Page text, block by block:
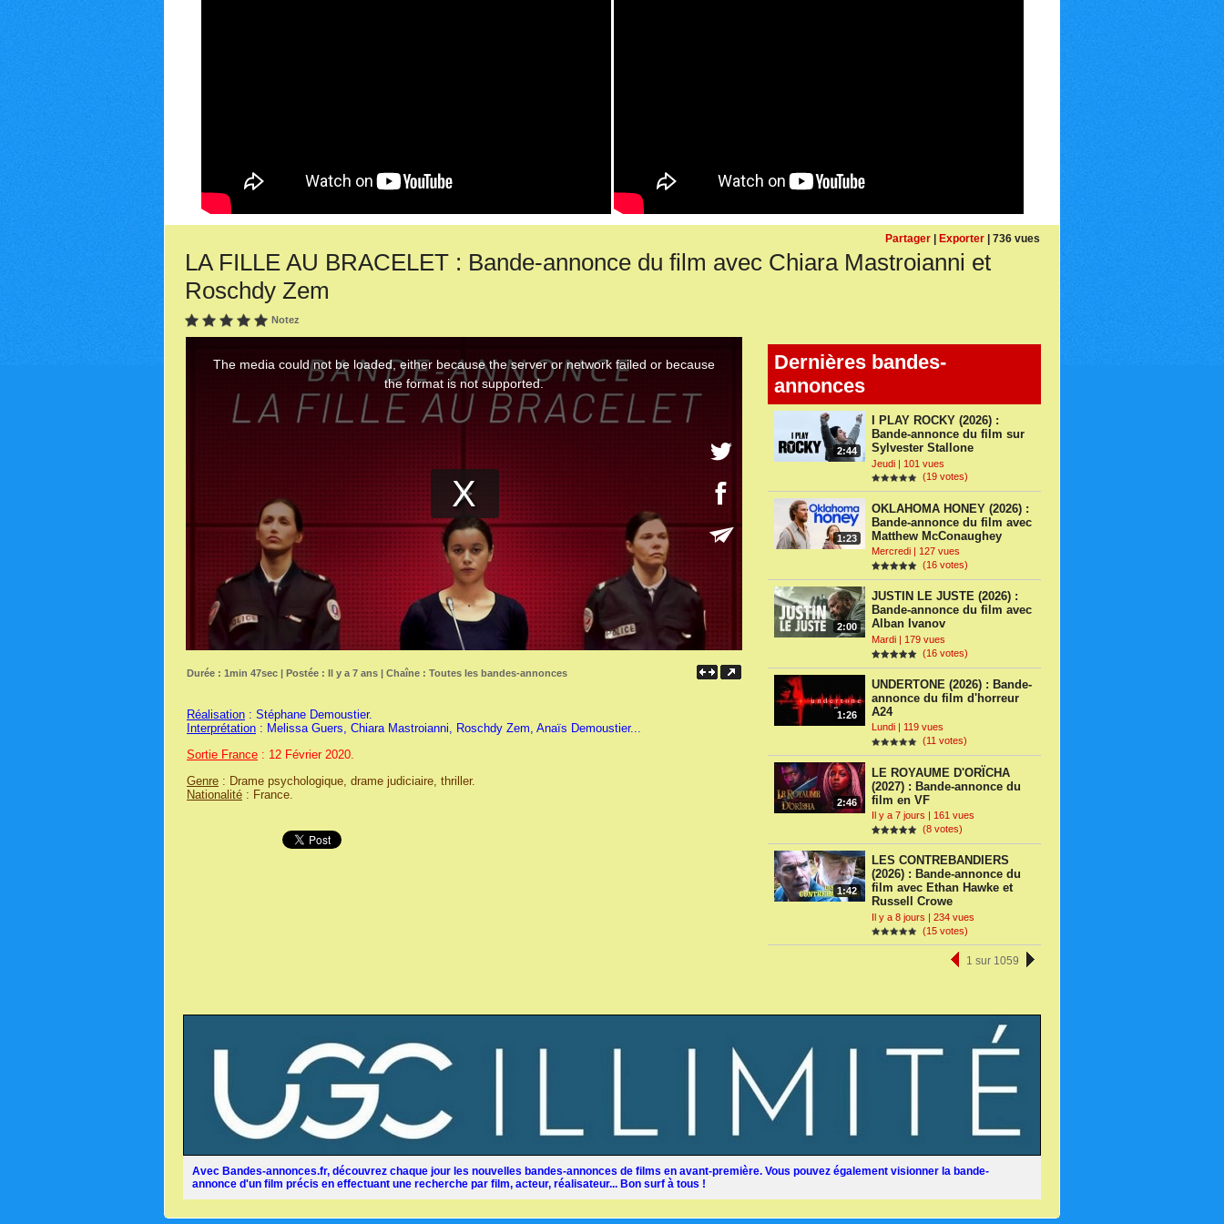
Partager | Exporter | 736 vues
LA FILLE AU BRACELET : Bande-annonce du film avec Chiara Mastroianni et
Roschdy Zem
Notez
Dernières bandes-
annonces
2:44
I PLAY ROCKY (2026) :
Bande-annonce du film sur
Sylvester Stallone
Jeudi | 101 vues
(19 votes)
1:23
OKLAHOMA HONEY (2026) :
Bande-annonce du film avec
Matthew McConaughey
Mercredi | 127 vues
(16 votes)
2:00
JUSTIN LE JUSTE (2026) :
Bande-annonce du film avec
Alban Ivanov
Mardi | 179 vues
(16 votes)
1:26
UNDERTONE (2026) : Bande-
annonce du film d'horreur
A24
Lundi | 119 vues
(11 votes)
2:46
LE ROYAUME D'ORÏCHA
(2027) : Bande-annonce du
film en VF
Il y a 7 jours | 161 vues
(8 votes)
1:42
LES CONTREBANDIERS
(2026) : Bande-annonce du
film avec Ethan Hawke et
Russell Crowe
Il y a 8 jours | 234 vues
(15 votes)
1 sur 1059
Durée : 1min 47sec | Postée : Il y a 7 ans | Chaîne : Toutes les bandes-annonces
Réalisation : Stéphane Demoustier.
Interprétation : Melissa Guers, Chiara Mastroianni, Roschdy Zem, Anaïs Demoustier...
Sortie France : 12 Février 2020.
Genre : Drame psychologique, drame judiciaire, thriller.
Nationalité : France.
Avec Bandes-annonces.fr, découvrez chaque jour les nouvelles bandes-annonces de films en avant-première. Vous pouvez également visionner la bande-
annonce d'un film précis en effectuant une recherche par film, acteur, réalisateur... Bon surf à tous !